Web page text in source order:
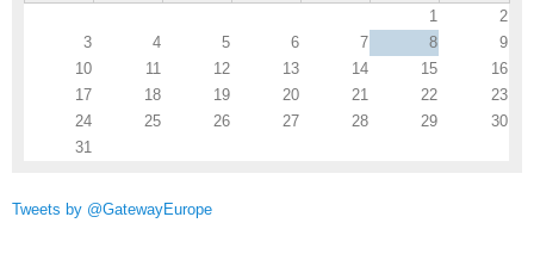
1
2
3
4 5 6 7 8
9
10
11 12 13 14 15
16
17
18 19 20 21 22
23
24
25 26 27 28 29
30
31
Tweets by @GatewayEurope